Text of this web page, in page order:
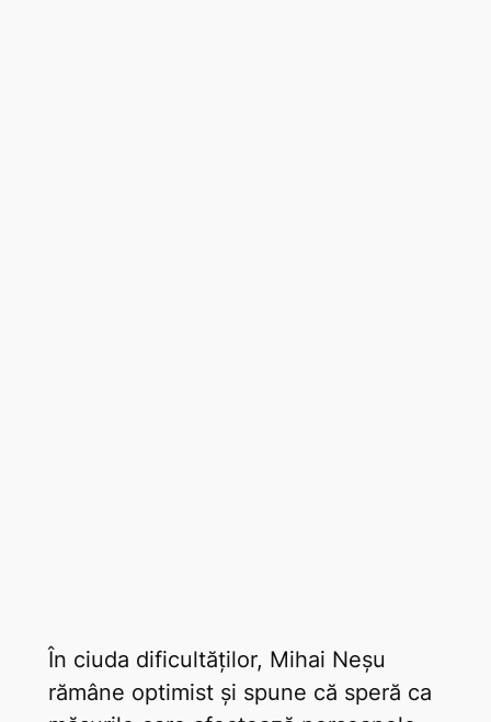
În ciuda dificultăților, Mihai Neșu
rămâne optimist și spune că speră ca